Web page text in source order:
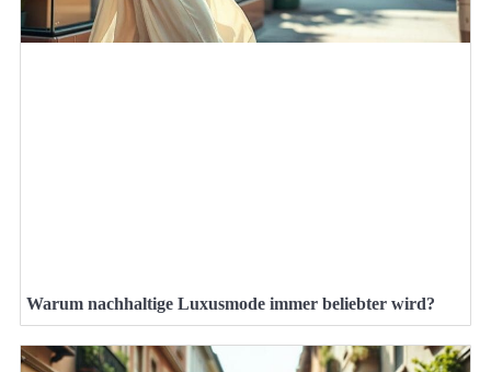
Warum nachhaltige Luxusmode immer beliebter wird?